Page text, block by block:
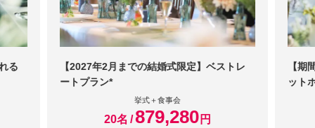
る
【2027年2月までの結婚式限定】ベストレ
ートプラン*
挙式＋食事会
20名 879,280 円
【期
ット